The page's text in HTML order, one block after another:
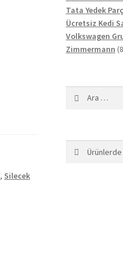
, Silecek
Tata Yedek
Ücretsiz Kedi
Volkswagen
Zimmermann 8